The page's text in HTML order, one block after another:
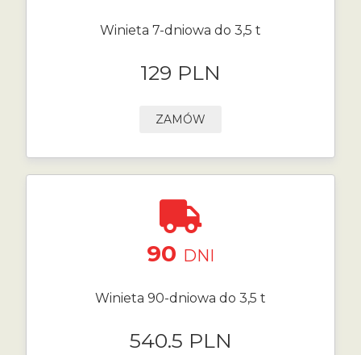
Winieta 7-dniowa do 3,5 t
129 PLN
ZAMÓW
90 DNI
Winieta 90-dniowa do 3,5 t
540.5 PLN